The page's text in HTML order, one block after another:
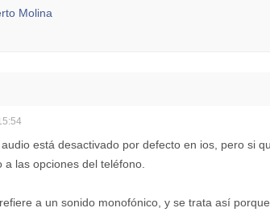
Molina
está desactivado por defecto en ios, pero si
las opciones del teléfono.
a un sonido monofónico, y se trata así